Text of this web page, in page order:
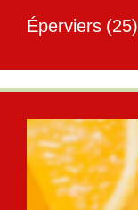
Éperviers (25)